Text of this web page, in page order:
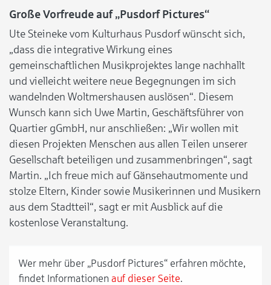
Große Vorfreude auf „Pusdorf Pictures“
Ute Steineke vom Kulturhaus Pusdorf wünscht sich,
„dass die integrative Wirkung eines
gemeinschaftlichen Musikprojektes lange nachhallt
und vielleicht weitere neue Begegnungen im sich
wandelnden Woltmershausen auslösen“. Diesem
Wunsch kann sich Uwe Martin, Geschäftsführer von
Quartier gGmbH, nur anschließen: „Wir wollen mit
diesen Projekten Menschen aus allen Teilen unserer
Gesellschaft beteiligen und zusammenbringen“, sagt
Martin. „Ich freue mich auf Gänsehautmomente und
stolze Eltern, Kinder sowie Musikerinnen und Musikern
aus dem Stadtteil“, sagt er mit Ausblick auf die
kostenlose Veranstaltung.
Wer mehr über „Pusdorf Pictures“ erfahren möchte,
findet Informationen auf dieser Seite.